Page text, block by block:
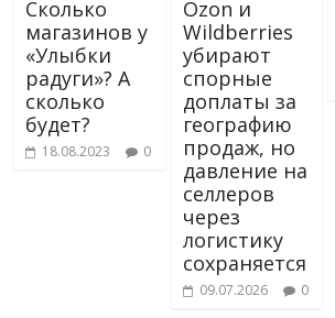
Сколько
магазинов у
«Улыбки
радуги»? А
сколько
будет?
18.08.2023 0
Ozon и
Wildberries
убирают
спорные
доплаты за
географию
продаж, но
давление на
селлеров
через
логистику
сохраняется
09.07.2026 0